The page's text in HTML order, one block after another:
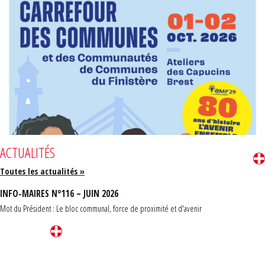
ACTUALITÉS
Toutes les actualités »
INFO-MAIRES N°116 – JUIN 2026
Mot du Président : Le bloc communal, force de proximité et d'avenir